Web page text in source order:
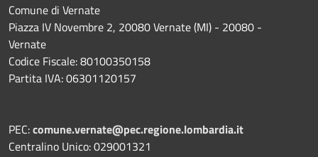
Comune di Vernate
Piazza IV Novembre 2, 20080 Vernate (MI) - 20080 -
Vernate
Codice Fiscale: 80100350158
Partita IVA: 06301120157
PEC:comune.vernate@pec.regione.lombardia.it
Centralino Unico: 029001321